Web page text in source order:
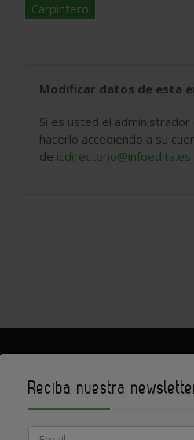
Carpintero
Modificar datos de esta
Si es usted el
hacerlo accediendo a su
de icdirectorio@infoedita.es.
Reciba nuestra
Email